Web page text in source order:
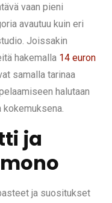
vaan pieni
avautuu kuin eri
Joissakin
hakemalla 14 euron
samalla tarinaa
halutaan
kokemuksena.
ja
ja suositukset